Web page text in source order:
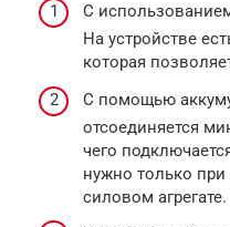
С
На устройстве
которая
С помощью
отсоединяется
чего
нужно только
силовом агрегате.